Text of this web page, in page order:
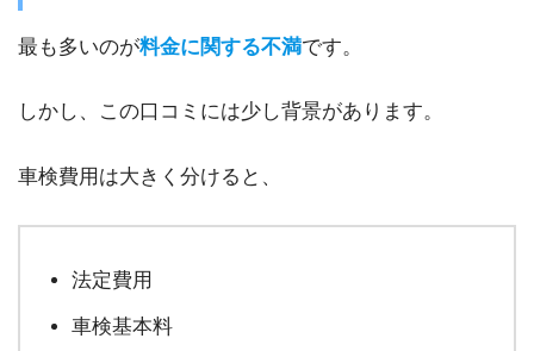
最も多いのが料金に関する不満です。
しかし、この口コミには少し背景があります。
車検費用は大きく分けると、
法定費用
車検基本料